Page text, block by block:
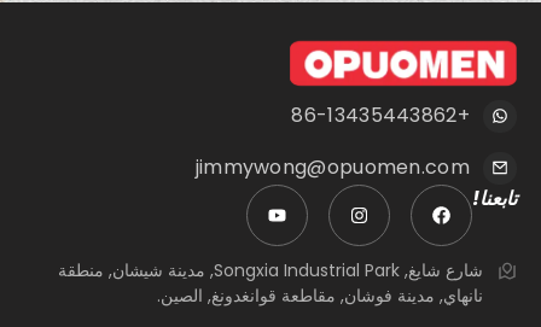
jimmywong@opuomen.com
تابعنا!
شارع شايغ, Songxia Industrial Park, مدينة شيشان, منطقة
نانهاي, مدينة فوشان, مقاطعة قوانغدونغ, الصين.